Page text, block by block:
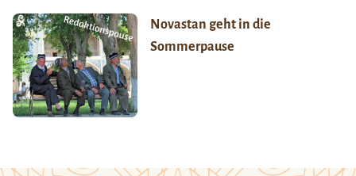
Novastan geht in die
Sommerpause